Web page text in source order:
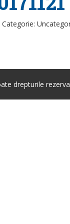
Categorie:
drepturile